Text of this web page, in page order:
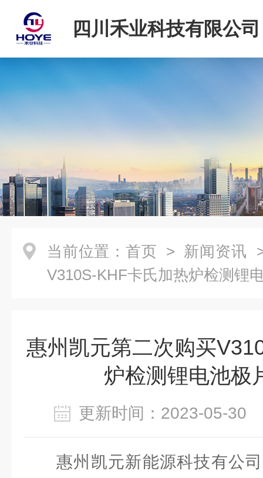
四川禾业科技有限公司
当前位置： 首页 > 新闻资讯
V310S-KHF卡氏加热炉检测锂
惠州凯元第二次购买
炉检测锂电池极
更新时间：2023-05-
惠州凯元新能源科技有公